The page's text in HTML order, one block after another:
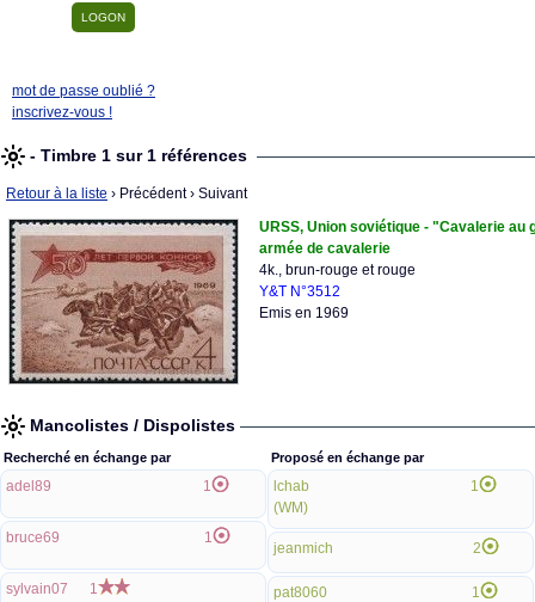
mot de passe oublié ?
inscrivez-vous !
- Timbre 1 sur 1 références
Retour à la liste › Précédent› Suivant
URSS, Union soviétique - "Cavalerie au
armée de cavalerie
4k., brun-rouge et rouge
Y&T N°3512
Emis en 1969
Mancolistes / Dispolistes
Recherché en échange par
adel89 1
bruce69 1
sylvain07 1
Proposé en échange par
lchab
(WM)
1
jeanmich 2
pat8060 1